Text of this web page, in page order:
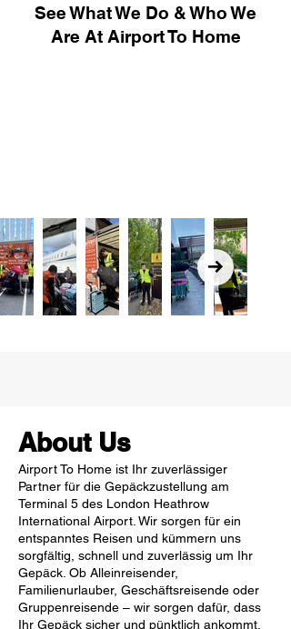
See What We Do & Who We
Are At Airport To Home
About Us
Airport To Home ist Ihr zuverlässiger
Partner für die Gepäckzustellung am
Terminal 5 des London Heathrow
International Airport. Wir sorgen für ein
entspanntes Reisen und kümmern uns
sorgfältig, schnell und zuverlässig um Ihr
Gepäck. Ob Alleinreisender,
Familienurlauber, Geschäftsreisende oder
Gruppenreisende – wir sorgen dafür, dass
Ihr Gepäck sicher und pünktlich ankommt.